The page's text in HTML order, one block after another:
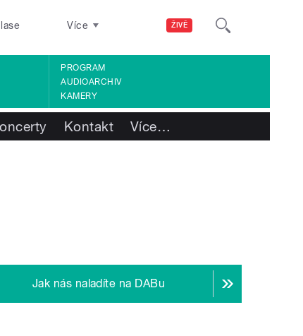
ŽIVĚ
Více
PROGRAM
AUDIOARCHIV
KAMERY
Kontakt Více…
Jak nás naladíte na DABu